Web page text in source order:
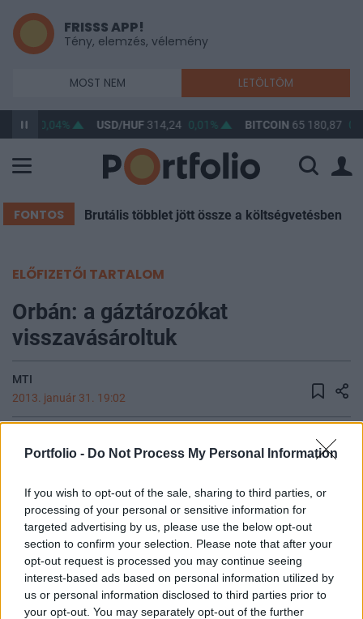
Portfolio - Do Not Process My Personal Information
If you wish to opt-out of the sale, sharing to third parties, or
processing of your personal or sensitive information for
targeted advertising by us, please use the below opt-out
section to confirm your selection. Please note that after your
opt-out request is processed you may continue seeing
interest-based ads based on personal information utilized by
us or personal information disclosed to third parties prior to
your opt-out. You may separately opt-out of the further
FRISSS APP!
Tény, elemzés, vélemény
MOST NEM LETÖLTÖM
0,04% USD/HUF314,24 0,01% BITCOIN 65 180,87
FONTOS Brutális többlet jött össze a költségvetésben
ELŐFIZETŐI TARTALOM
Orbán: a gáztározókat
visszavásároltuk
MTI
2013. január 31. 19:02
A kormány a mai napon Budapesten megvette,
visszavásárolta azokat az eszközöket - például
kormányok privatizáltak - nyilatkozta Orbán
Viktor miniszterelnök csütörtökön Moszkvában az
MTI-nek. A kormányfő hozzátette: Magyarország
polgárai most már biztonságban érezhetik
magukat az energiaellátás mennyisége, illetve az
érte fizetendő ár tekintetében is.